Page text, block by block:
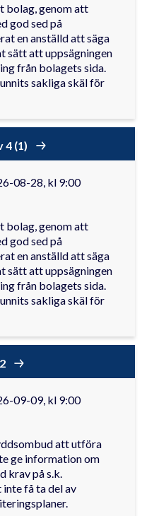
bolag, genom att
god sed på
en anställd att säga
sätt att uppsägningen
från bolagets sida.
sakliga skäl för
4 (1)
08-28, kl 9:00
bolag, genom att
god sed på
en anställd att säga
sätt att uppsägningen
från bolagets sida.
sakliga skäl för
09-09, kl 9:00
att utföra
ge information om
krav på s.k.
få ta del av